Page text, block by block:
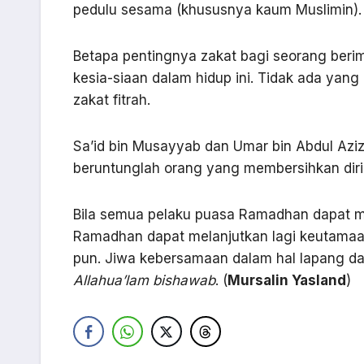
pedulu sesama (khususnya kaum Muslimin).
Betapa pentingnya zakat bagi seorang
kesia-siaan dalam hidup ini. Tidak ada
zakat fitrah.
Sa’id bin Musayyab dan Umar bin Abdul
beruntunglah orang yang membersihkan
Bila semua pelaku puasa Ramadhan dapat
Ramadhan dapat melanjutkan lagi
pun. Jiwa kebersamaan dalam hal lapang
Allahua’lam bishawab. ( Mursalin Yasland )